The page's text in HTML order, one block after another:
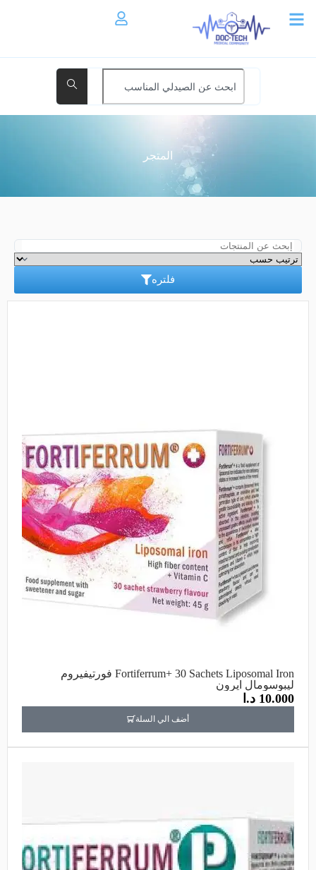
المتجر
فلتره
Fortiferrum+ 30 Sachets Liposomal Iron فورتيفيروم
ليبوسومال ايرون
10.000 د.ا
أضف الي السلة